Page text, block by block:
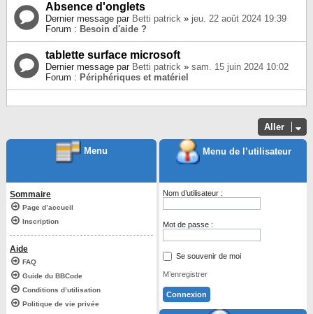
Absence d'onglets
Dernier message par Betti patrick » jeu. 22 août 2024 19:39
Forum : Besoin d'aide ?
tablette surface microsoft
Dernier message par Betti patrick » sam. 15 juin 2024 10:02
Forum : Périphériques et matériel
Aller
Menu
Sommaire
Page d’accueil
Inscription
Aide
FAQ
Guide du BBCode
Conditions d’utilisation
Politique de vie privée
Menu de l’utilisateur
Nom d’utilisateur :
Mot de passe :
Se souvenir de moi
M’enregistrer